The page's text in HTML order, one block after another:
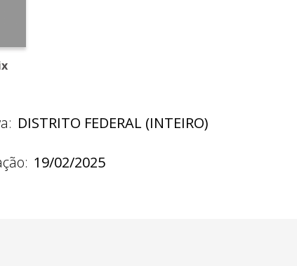
DISTRITO FEDERAL (INTEIRO)
19/02/2025